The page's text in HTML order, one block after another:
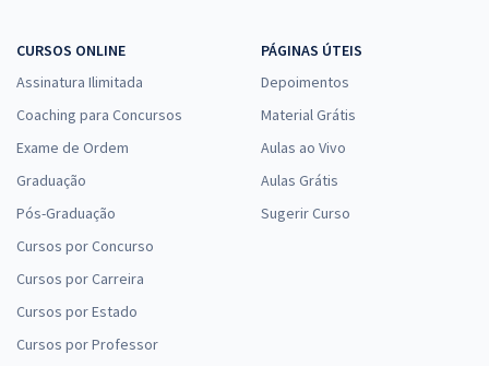
CURSOS ONLINE
Assinatura Ilimitada
Coaching para Concursos
Exame de Ordem
Graduação
Pós-Graduação
Cursos por Concurso
Cursos por Carreira
Cursos por Estado
Cursos por Professor
PÁGINAS ÚTEIS
Depoimentos
Material Grátis
Aulas ao Vivo
Aulas Grátis
Sugerir Curso